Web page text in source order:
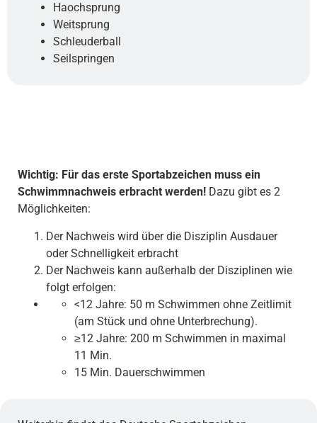
Haochsprung
Weitsprung
Schleuderball
Seilspringen
Wichtig: Für das erste Sportabzeichen muss ein
Schwimmnachweis erbracht werden! Dazu gibt es 2
Möglichkeiten:
Der Nachweis wird über die Disziplin Ausdauer
oder Schnelligkeit erbracht
Der Nachweis kann außerhalb der Disziplinen wie
folgt erfolgen:
<12 Jahre: 50 m Schwimmen ohne Zeitlimit
(am Stück und ohne Unterbrechung).
≥12 Jahre: 200 m Schwimmen in maximal
11 Min.
15 Min. Dauerschwimmen